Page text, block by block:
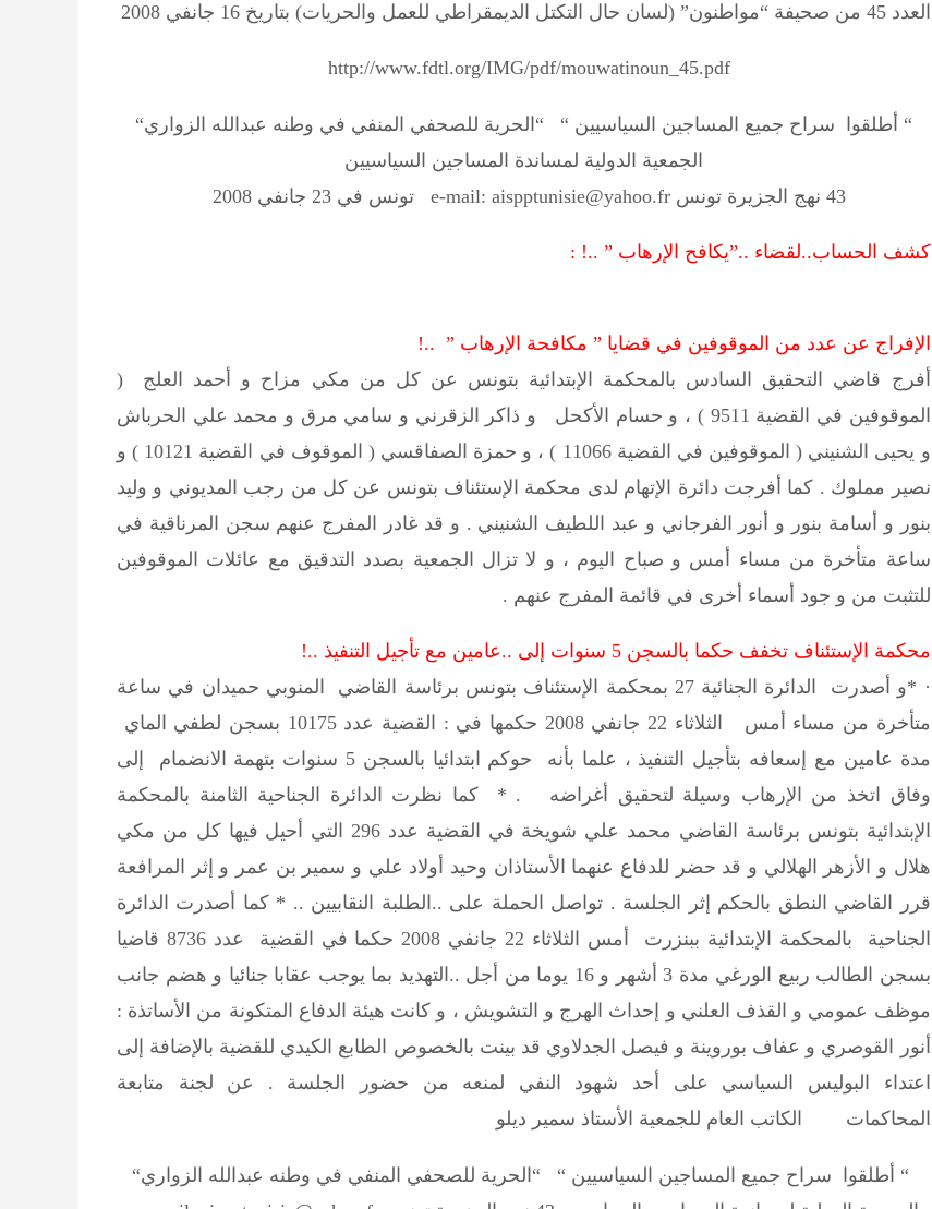
العدد 45 من صحيفة “مواطنون” (لسان حال التكتل الديمقراطي للعمل والحريات) بتاريخ 16 جانفي 2008
http://www.fdtl.org/IMG/pdf/mouwatinoun_45.pdf
“ أطلقوا سراح جميع المساجين السياسيين “ “الحرية للصحفي المنفي في وطنه عبدالله الزواري“
الجمعية الدولية لمساندة المساجين السياسيين
43 نهج الجزيرة تونس e-mail: aispptunisie@yahoo.fr تونس في 23 جانفي 2008
كشف الحساب..لقضاء ..”يكافح الإرهاب ” ..! :
الإفراج عن عدد من الموقوفين في قضايا ” مكافحة الإرهاب ” ..!
أفرج قاضي التحقيق السادس بالمحكمة الإبتدائية بتونس عن كل من مكي مزاح و أحمد العلج (
الموقوفين في القضية 9511 ) ، و حسام الأكحل و ذاكر الزقرني و سامي مرق و محمد علي الحرباش
و يحيى الشنيني ( الموقوفين في القضية 11066 ) ، و حمزة الصفاقسي ( الموقوف في القضية 10121 ) و
نصير مملوك . كما أفرجت دائرة الإتهام لدى محكمة الإستئناف بتونس عن كل من رجب المديوني و وليد
بنور و أسامة بنور و أنور الفرجاني و عبد اللطيف الشنيني . و قد غادر المفرج عنهم سجن المرناقية في
ساعة متأخرة من مساء أمس و صباح اليوم ، و لا تزال الجمعية بصدد التدقيق مع عائلات الموقوفين
للتثبت من و جود أسماء أخرى في قائمة المفرج عنهم .
محكمة الإستئناف تخفف حكما بالسجن 5 سنوات إلى ..عامين مع تأجيل التنفيذ ..!
· *و أصدرت الدائرة الجنائية 27 بمحكمة الإستئناف بتونس برئاسة القاضي المنوبي حميدان في ساعة
متأخرة من مساء أمس الثلاثاء 22 جانفي 2008 حكمها في : القضية عدد 10175 بسجن لطفي الماي
مدة عامين مع إسعافه بتأجيل التنفيذ ، علما بأنه حوكم ابتدائيا بالسجن 5 سنوات بتهمة الانضمام إلى
وفاق اتخذ من الإرهاب وسيلة لتحقيق أغراضه . * كما نظرت الدائرة الجناحية الثامنة بالمحكمة
الإبتدائية بتونس برئاسة القاضي محمد علي شويخة في القضية عدد 296 التي أحيل فيها كل من مكي
هلال و الأزهر الهلالي و قد حضر للدفاع عنهما الأستاذان وحيد أولاد علي و سمير بن عمر و إثر المرافعة
قرر القاضي النطق بالحكم إثر الجلسة . تواصل الحملة على ..الطلبة النقابيين .. * كما أصدرت الدائرة
الجناحية بالمحكمة الإبتدائية ببنزرت أمس الثلاثاء 22 جانفي 2008 حكما في القضية عدد 8736 قاضيا
بسجن الطالب ربيع الورغي مدة 3 أشهر و 16 يوما من أجل ..التهديد بما يوجب عقابا جنائيا و هضم جانب
موظف عمومي و القذف العلني و إحداث الهرج و التشويش ، و كانت هيئة الدفاع المتكونة من الأساتذة :
أنور القوصري و عفاف بوروينة و فيصل الجدلاوي قد بينت بالخصوص الطابع الكيدي للقضية بالإضافة إلى
اعتداء البوليس السياسي على أحد شهود النفي لمنعه من حضور الجلسة . عن لجنة متابعة
المحاكمات الكاتب العام للجمعية الأستاذ سمير ديلو
“ أطلقوا سراح جميع المساجين السياسيين “ “الحرية للصحفي المنفي في وطنه عبدالله الزواري“